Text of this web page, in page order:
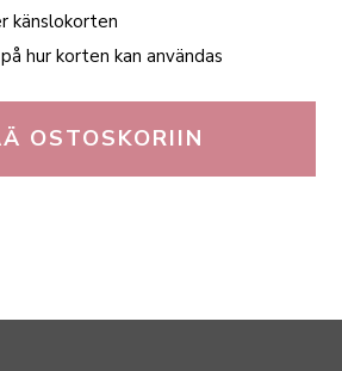
känslokorten
hur korten kan användas
OSTOSKORIIN